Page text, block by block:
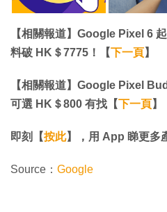
【相關報道】Google Pixel 6
料破 HK＄7775！【下一頁】
【相關報道】Google Pixel
可選 HK＄800 有找【下一頁】
即刻【按此】，用 App 睇更多
Source： Google